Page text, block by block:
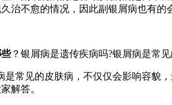
治不愈的情况，因此副银屑病也有
？银屑病是遗传疾病吗?银屑病是常
是常见的皮肤病，不仅仅会影响容貌
解答。